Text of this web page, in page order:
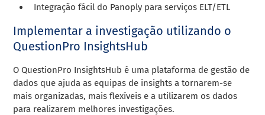
Integração fácil do Panoply para serviços ELT/ETL
Implementar a investigação utilizando o
QuestionPro InsightsHub
O QuestionPro InsightsHub é uma plataforma de gestão de
dados que ajuda as equipas de insights a tornarem-se
mais organizadas, mais flexíveis e a utilizarem os dados
para realizarem melhores investigações.